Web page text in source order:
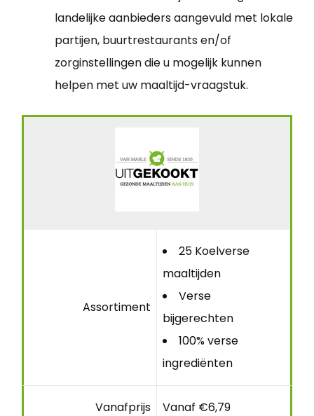
landelijke aanbieders aangevuld met lokale
partijen, buurtrestaurants en/of
zorginstellingen die u mogelijk kunnen
helpen met uw maaltijd-vraagstuk.
Assortiment
25 Koelverse
maaltijden
Verse
bijgerechten
100% verse
ingrediënten
Vanafprijs Vanaf €6,79